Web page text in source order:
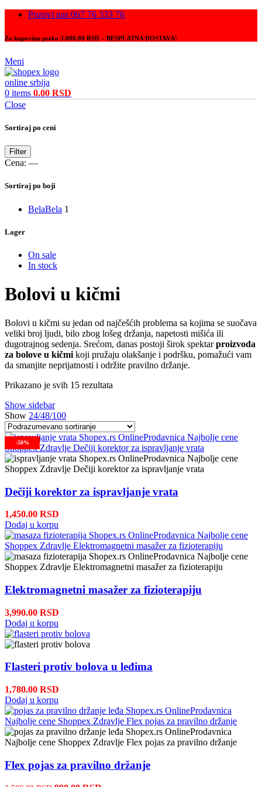
Pozovi nas 067 76 333 76
Za kupovinu preko 3.000,00 RSD – BESPLATNA DOSTAVA!
Meni
0 items 0.00 RSD
Close
Sortiraj po ceni
Filter
Cena: —
Sortiraj po boji
BelaBela 1
Lager
On sale
In stock
Bolovi u kičmi
Bolovi u kičmi su jedan od najčešćih problema sa kojima se suočava
veliki broj ljudi, bilo zbog lošeg držanja, napetosti mišića ili
dugotrajnog sedenja. Srećom, danas postoji širok spektarproizvoda
za bolove u kičmi koji pružaju olakšanje i podršku, pomažući vam
da smanjite neprijatnosti i održite pravilno držanje.
Prikazano je svih 15 rezultata
Show sidebar
Show 24/48/100
Dečiji korektor za ispravljanje vrata
1,450.00 RSD
Dodaj u korpu
Elektromagnetni masažer za fizioterapiju
3,990.00 RSD
Dodaj u korpu
Flasteri protiv bolova u leđima
1,780.00 RSD
Dodaj u korpu
-72%
Flex pojas za pravilno držanje
-30%
-34%
-50%
-50%